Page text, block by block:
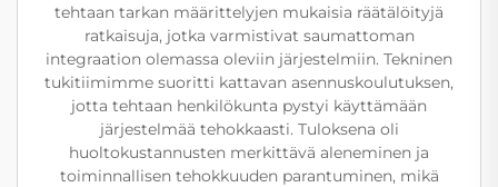
tehtaan tarkan määrittelyjen mukaisia räätälöityjä
ratkaisuja, jotka varmistivat saumattoman
integraation olemassa oleviin järjestelmiin. Tekninen
tukitiimimme suoritti kattavan asennuskoulutuksen,
jotta tehtaan henkilökunta pystyi käyttämään
järjestelmää tehokkaasti. Tuloksena oli
huoltokustannusten merkittävä aleneminen ja
toiminnallisen tehokkuuden parantuminen, mikä